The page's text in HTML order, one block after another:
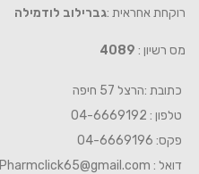
רוקחת אחראית :גברילוב לודמילה
מס רשיון : 4089
כתובת :הרצל 57 חיפה
טלפון : 04-6669192
פקס: 04-6669196
דואל : Pharmclick65@gmail.com